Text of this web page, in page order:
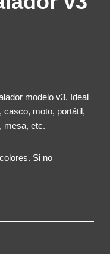
modelo v3. Ideal
casco, moto, portátil,
mesa, etc.
Si no